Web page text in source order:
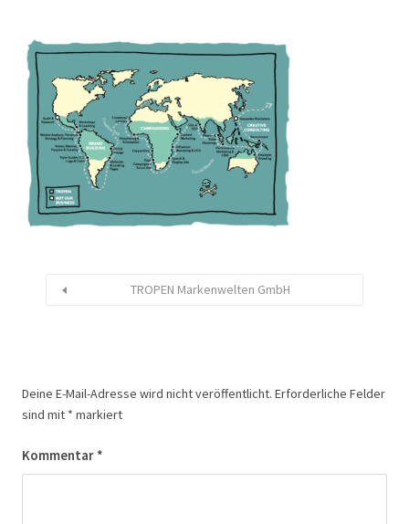
TROPEN Markenwelten GmbH
Deine E-Mail-Adresse wird nicht veröffentlicht. Erforderliche Felder
sind mit * markiert
Kommentar *